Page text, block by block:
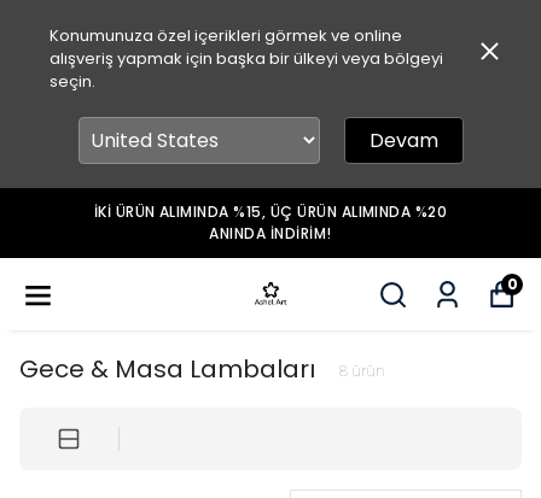
Konumunuza özel içerikleri görmek ve online
alışveriş yapmak için başka bir ülkeyi veya bölgeyi
seçin.
Devam
İKİ ÜRÜN ALIMINDA %15, ÜÇ ÜRÜN ALIMINDA %20
ANINDA İNDİRİM!
0
Gece & Masa Lambaları 8 ürün